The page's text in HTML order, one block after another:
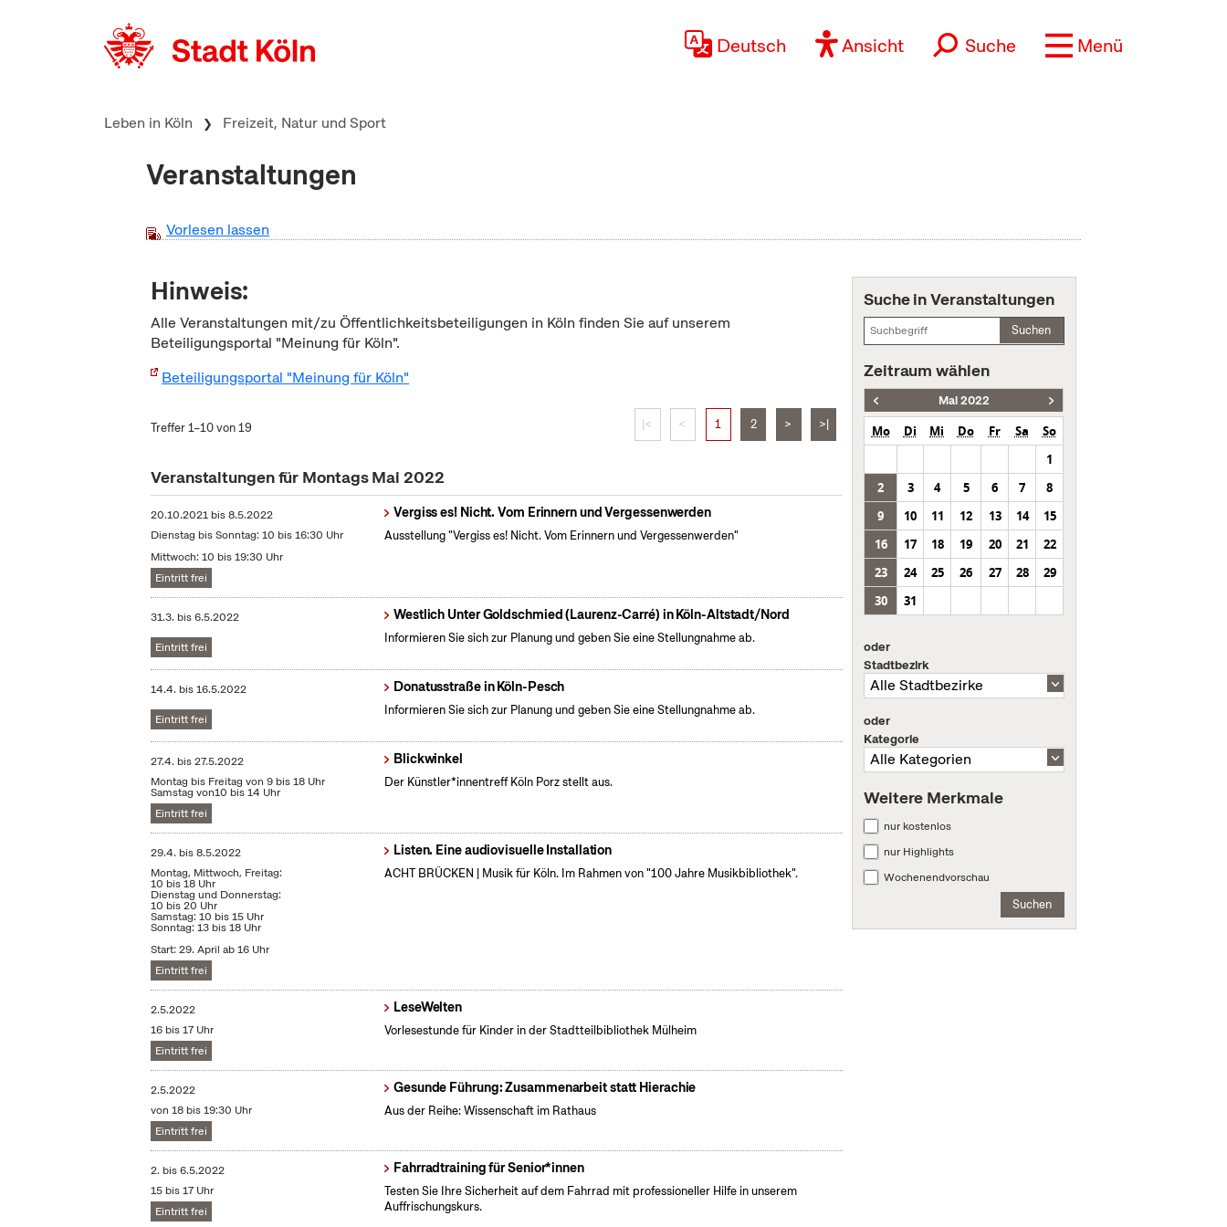
Deutsch Ansicht Suche Menü
Leben in Köln Freizeit, Natur und Sport
Veranstaltungen
Vorlesen lassen
Hinweis:
Alle Veranstaltungen mit/zu Öffentlichkeitsbeteiligungen in Köln finden Sie auf unserem
Beteiligungsportal "Meinung für Köln".
Beteiligungsportal "Meinung für Köln"
Treffer 1–10 von 19 |< < 1 2 > >|
Veranstaltungen für Montags Mai 2022
20.10.2021 bis8.5.2022
Dienstag bis Sonntag: 10 bis 16:30 Uhr
Mittwoch: 10 bis 19:30 Uhr
Eintritt frei
Vergiss es! Nicht. Vom Erinnern und Vergessenwerden
Ausstellung "Vergiss es! Nicht. Vom Erinnern und Vergessenwerden"
31.3. bis6.5.2022
Eintritt frei
Westlich Unter Goldschmied (Laurenz-Carré) in Köln-Altstadt/Nord
Informieren Sie sich zur Planung und geben Sie eine Stellungnahme ab.
14.4. bis16.5.2022
Eintritt frei
Donatusstraße in Köln-Pesch
Informieren Sie sich zur Planung und geben Sie eine Stellungnahme ab.
27.4. bis27.5.2022
Montag bis Freitag von 9 bis 18 Uhr
Samstag von10 bis 14 Uhr
Eintritt frei
Blickwinkel
Der Künstler*innentreff Köln Porz stellt aus.
29.4. bis8.5.2022
Montag, Mittwoch, Freitag:
10 bis 18 Uhr
Dienstag und Donnerstag:
10 bis 20 Uhr
Samstag: 10 bis 15 Uhr
Sonntag: 13 bis 18 Uhr
Start: 29. April ab 16 Uhr
Eintritt frei
Listen. Eine audiovisuelle Installation
ACHT BRÜCKEN | Musik für Köln. Im Rahmen von "100 Jahre Musikbibliothek".
2.5.2022
16 bis 17 Uhr
Eintritt frei
LeseWelten
Vorlesestunde für Kinder in der Stadtteilbibliothek Mülheim
2.5.2022
von 18 bis 19:30 Uhr
Eintritt frei
Gesunde Führung: Zusammenarbeit statt Hierachie
Aus der Reihe: Wissenschaft im Rathaus
2. bis6.5.2022
15 bis 17 Uhr
Eintritt frei
Fahrradtraining für Senior*innen
Testen Sie Ihre Sicherheit auf dem Fahrrad mit professioneller Hilfe in unserem
Auffrischungskurs.
Suche in Veranstaltungen
Suchen
Zeitraum wählen
Mai 2022
Mo Di Mi Do Fr Sa
So
1
2
3 4 5 6 7
8
9
10 11 12 13 14
15
16
17 18 19 20 21
22
23
24 25 26 27 28
29
30
31
oder
Stadtbezirk
oder
Kategorie
Weitere Merkmale
nur kostenlos
nur Highlights
Wochenendvorschau
Suchen